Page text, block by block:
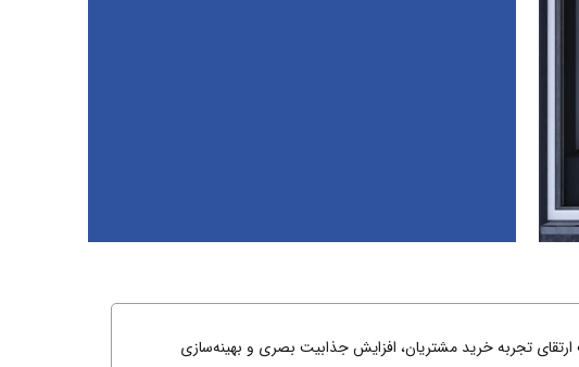
تجربه خرید مشتریان، افزایش جذابیت بصری و بهینه‌سازی